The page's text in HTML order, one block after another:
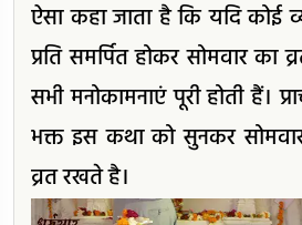
ऐसा कहा जाता है कि यदि कोई
प्रति समर्पित होकर सोमवार का
सभी मनोकामनाएं पूरी होती हैं।
भक्त इस कथा को सुनकर
व्रत रखते है।